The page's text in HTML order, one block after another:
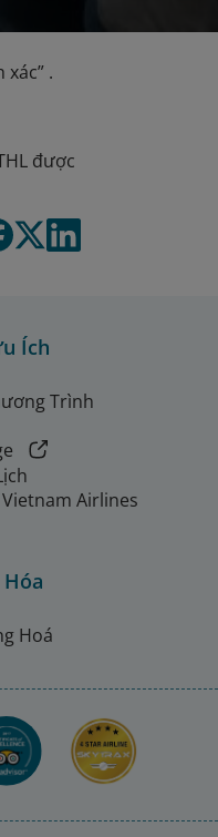
.
được
Ích
Trình
Airlines
Hoá